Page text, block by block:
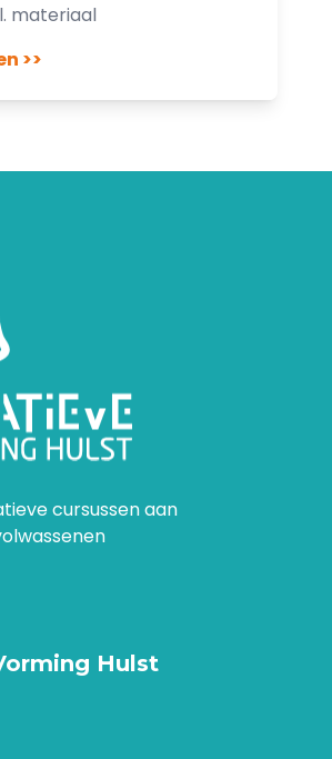
materiaal
>>
cursussen aan
Hulst